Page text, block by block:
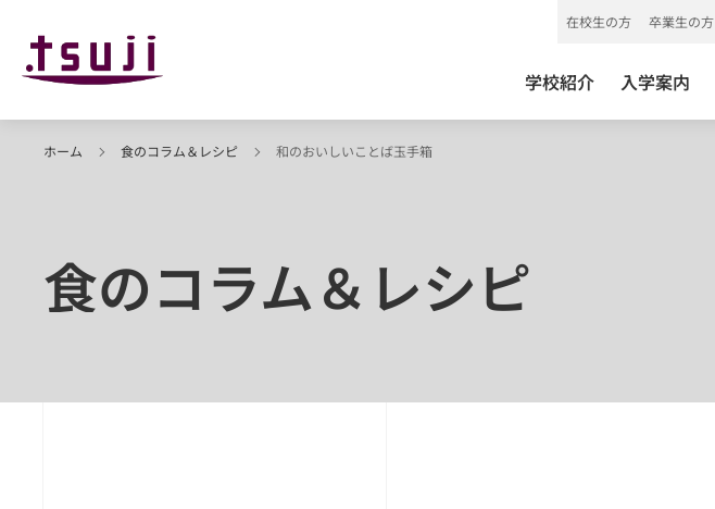
学校紹介 入学案内
在校生の方 卒業生の方
ホーム 食のコラム＆レシピ 和のおいしいことば玉手箱
食のコラム＆レシピ